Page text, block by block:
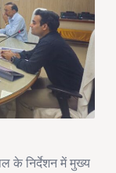
के निर्देशन में मुख्य